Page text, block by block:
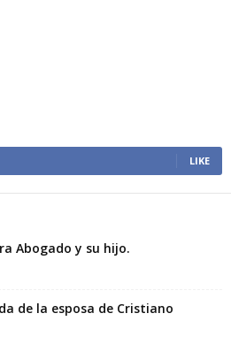
LIKE
Abogado y su hijo.
de la esposa de Cristiano